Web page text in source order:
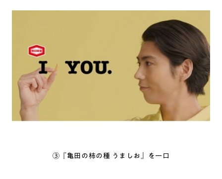
③『亀田の柿の種 うましお』を一口